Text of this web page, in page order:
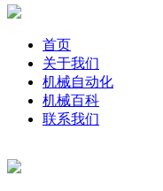
首页
关于我们
机械自动化
机械百科
联系我们